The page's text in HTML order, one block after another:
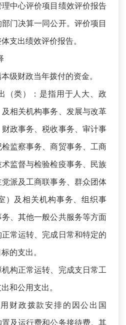
中心评价项目绩效评价报告
门决算一同公开。评价项目
支出绩效评价报告。
财政当年拨付的资金。
类）：是指用于人大、政
相关机构事务、发展与改革
政事务、税收事务、审计事
监察事务、商贸事务、工商
监督与检验检疫事务、民族
派及工商联事务、群众团体
）及相关机构事务、组织事
、其他一般公共服务等方面
常运转、完成日常和特定的
的支出。
构正常运转、完成支日常工
和公用支出。
政拨款安排的因公出国
置及运行费和公务接待费。其